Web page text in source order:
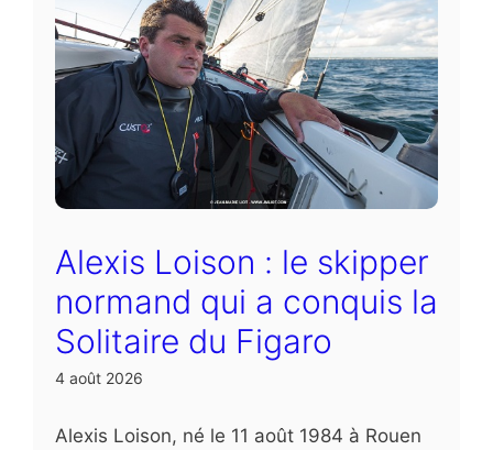
Alexis Loison : le skipper
normand qui a conquis la
Solitaire du Figaro
4 août 2026
Alexis Loison, né le 11 août 1984 à Rouen